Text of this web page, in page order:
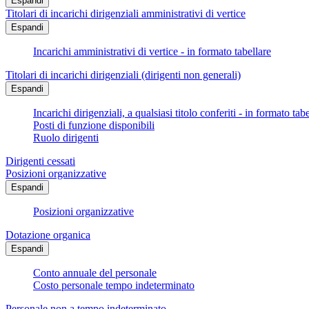
Titolari di incarichi dirigenziali amministrativi di vertice
Espandi
Incarichi amministrativi di vertice - in formato tabellare
Titolari di incarichi dirigenziali (dirigenti non generali)
Espandi
Incarichi dirigenziali, a qualsiasi titolo conferiti - in formato
Posti di funzione disponibili
Ruolo dirigenti
Dirigenti cessati
Posizioni organizzative
Espandi
Posizioni organizzative
Dotazione organica
Espandi
Conto annuale del personale
Costo personale tempo indeterminato